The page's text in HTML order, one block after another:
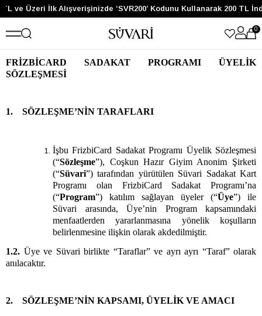
ve Üzeri İlk Alışverişinizde ‘SVR200’ Kodunu Kullanarak 200 TL
0
FRİZBİCARD SADAKAT PROGRAMI ÜYELİK
SÖZLEŞMESİ
1. SÖZLEŞME’NİN TARAFLARI
İşbu FrizbiCard Sadakat Programı Üyelik Sözleşmesi
(“Sözleşme”), Coşkun Hazır Giyim Anonim Şirketi
(“Süvari”) tarafından yürütülen Süvari Sadakat Kart
Programı olan FrizbiCard Sadakat Programı’na
(“Program”) katılım sağlayan üyeler (“Üye”) ile
Süvari arasında, Üye’nin Program kapsamındaki
menfaatlerden yararlanmasına yönelik koşulların
belirlenmesine ilişkin olarak akdedilmiştir.
1.2. Üye ve Süvari birlikte “Taraflar” ve ayrı ayrı “Taraf” olarak
anılacaktır.
2. SÖZLEŞME’NİN KAPSAMI, ÜYELİK VE AMACI